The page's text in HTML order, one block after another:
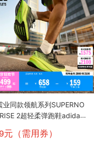
业同款领航系列SUPERNO
2超轻柔弹跑鞋adidas
元（需用券）